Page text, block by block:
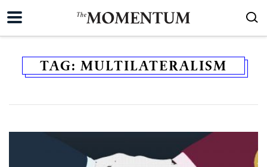
TAG: MULTILATERALISM